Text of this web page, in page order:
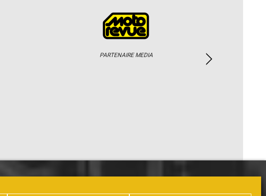
PARTENAIRE MEDIA
PHOTOS / WEB TV PARTENAIRES